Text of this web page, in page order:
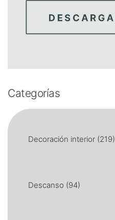
Categorías
Decoración interior (219)
Descanso (94)